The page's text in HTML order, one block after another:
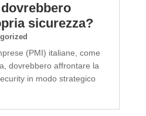
sicurezza?
(PMI) italiane, come
dovrebbero affrontare la
in modo strategico